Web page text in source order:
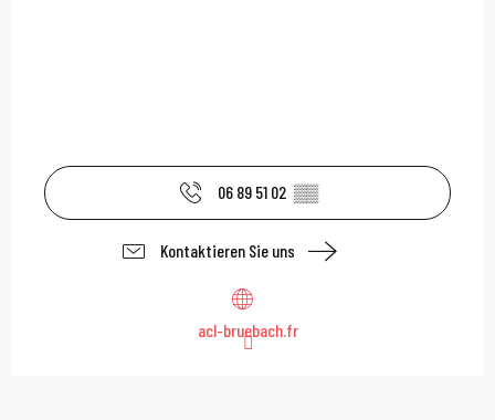
06 89 51 02 ▒▒
Kontaktieren Sie uns
acl-bruebach.fr